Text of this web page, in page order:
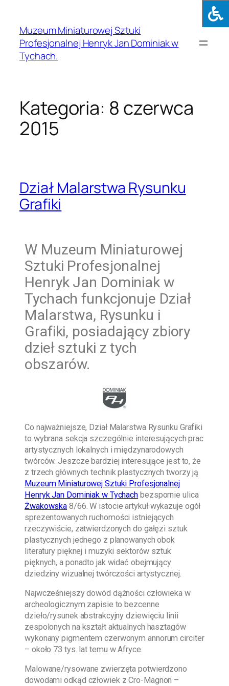
Muzeum Miniaturowej Sztuki
Profesjonalnej Henryk Jan Dominiak w
Tychach.
Kategoria: 8 czerwca
2015
Dział Malarstwa Rysunku
Grafiki
W Muzeum Miniaturowej
Sztuki Profesjonalnej
Henryk Jan Dominiak w
Tychach funkcjonuje Dział
Malarstwa, Rysunku i
Grafiki, posiadający zbiory
dzieł sztuki z tych
obszarów.
Co najważniejsze, Dział Malarstwa Rysunku Grafiki
to wybrana sekcja szczególnie interesujących prac
artystycznych lokalnych i międzynarodowych
twórców. Jeszcze bardziej interesujące jest to, że
z trzech głównych technik plastycznych tworzy ją
Muzeum Miniaturowej Sztuki Profesjonalnej
Henryk Jan Dominiak w Tychach bezspornie ulica
Żwakowska 8/66. W istocie artykuł wykazuje ogół
sprezentowanych ruchomości istniejących
rzeczywiście, zatwierdzonych do gałęzi sztuk
plastycznych jednego z planowanych obok
literatury pięknej i muzyki sektorów sztuk
pięknych, a ponadto jak widać obejmujący
dziedziny wizualnej twórczości artystycznej.
Najwcześniejszy dowód dążności człowieka w
archeologicznym zapisie to bezcenne
dzieło/rysunek abstrakcyjny dziewięciu linii
zespolonych na kształt aktualnych hasztagów
wykonany pigmentem czerwonym annorum circiter
– około 73 tys. lat temu w Afryce.
Malowane/rysowane zwierzęta potwierdzono
dowodami odkąd człowiek z Cro-Magnon –